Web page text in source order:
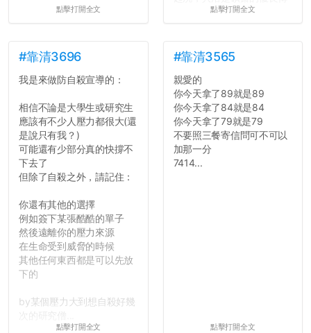
點擊打開全文
舍房間，都歡迎留言讓我知
道...
點擊打開全文
#靠清3696
我是來做防自殺宣導的：
相信不論是大學生或研究生
應該有不少人壓力都很大(還
是說只有我？)
可能還有少部分真的快撐不
下去了
但除了自殺之外，請記住：
你還有其他的選擇
例如簽下某張酷酷的單子
然後遠離你的壓力來源
在生命受到威脅的時候
其他任何東西都是可以先放
下的
by某個壓力大到想自殺好幾
點擊打開全文
#靠清3565
親愛的
你今天拿了89就是89
你今天拿了84就是84
你今天拿了79就是79
不要照三餐寄信問可不可以
加那一分
7414...
點擊打開全文